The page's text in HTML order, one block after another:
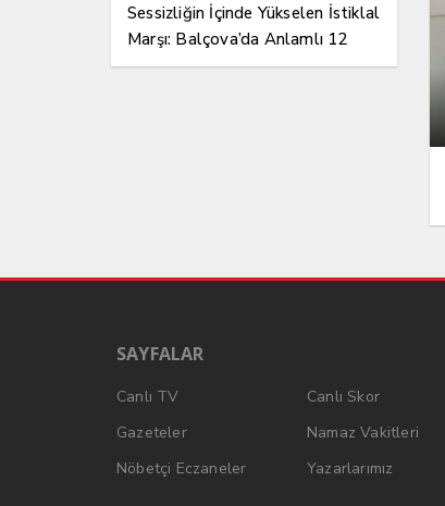
Sessizliğin İçinde Yükselen İstiklal
Marşı: Balçova’da Anlamlı 12
Mart Etkinliği
SAYFALAR
Canlı TV
Canlı Skor
Gazeteler
Namaz Vakitleri
Nöbetçi Eczaneler
Yazarlarımız